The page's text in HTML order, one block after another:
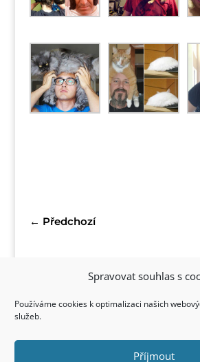
Spravovat souhlas s
Používáme cookies k optimalizaci našich
služeb.
Příjmout
← Předchozí
Kontakt